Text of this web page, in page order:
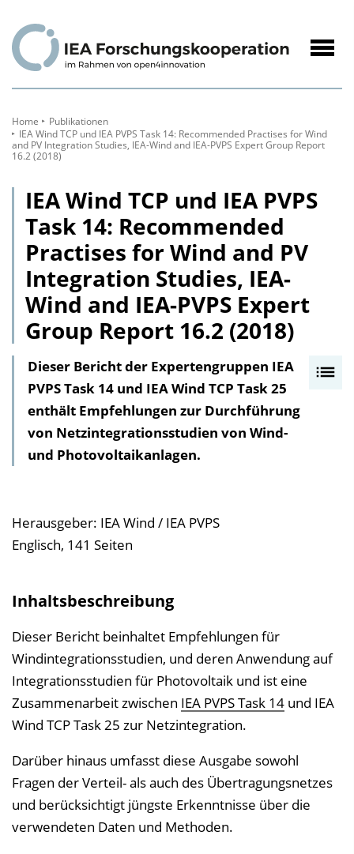
Inhalt
Home
Publikationen
IEA Wind TCP und IEA PVPS Task 14: Recommended Practises for Wind
and PV Integration Studies, IEA-Wind and IEA-PVPS Expert Group Report
16.2 (2018)
IEA Wind TCP und IEA PVPS
Task 14: Recommended
Practises for Wind and PV
Integration Studies, IEA-
Wind and IEA-PVPS Expert
Group Report 16.2 (2018)
c
n
i
n
Dieser Bericht der Expertengruppen IEA
PVPS Task 14 und IEA Wind TCP Task 25
enthält Empfehlungen zur Durchführung
von Netzintegrations­studien von Wind-
und Photovoltaikanlagen.
Herausgeber: IEA Wind / IEA PVPS
Englisch, 141 Seiten
Inhaltsbeschreibung
Dieser Bericht beinhaltet Empfehlungen für
Windintegrationsstudien, und deren Anwendung auf
Integrationsstudien für Photovoltaik und ist eine
Zusammenarbeit zwischen IEA PVPS Task 14 und IEA
Wind TCP Task 25 zur Netzintegration.
Darüber hinaus umfasst diese Ausgabe sowohl
Fragen der Verteil- als auch des Übertragungsnetzes
und berücksichtigt jüngste Erkenntnisse über die
verwendeten Daten und Methoden.